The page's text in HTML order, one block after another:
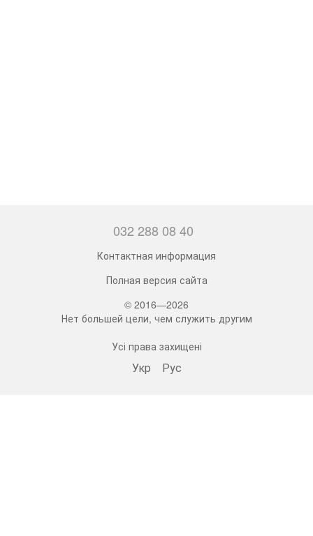
032 288 08 40
Контактная информация
Полная версия сайта
© 2016—2026
Нет большей цели, чем служить другим
Усі права захищені
Укр Рус